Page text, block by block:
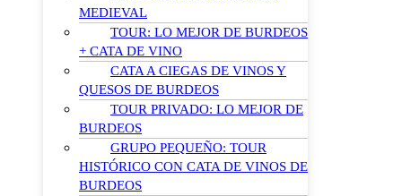
MEDIEVAL
TOUR: LO MEJOR DE BURDEOS
+ CATA DE VINO
CATA A CIEGAS DE VINOS Y
QUESOS DE BURDEOS
TOUR PRIVADO: LO MEJOR DE
BURDEOS
GRUPO PEQUEÑO: TOUR
HISTÓRICO CON CATA DE VINOS DE
BURDEOS